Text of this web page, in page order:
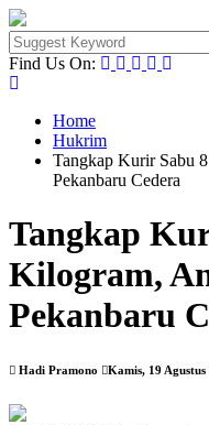
Find Us On:
Home
Hukrim
Tangkap Kurir Sabu
Pekanbaru Cedera
Tangkap
Kilogram,
Pekanbaru
Hadi Pramono Kamis, 19